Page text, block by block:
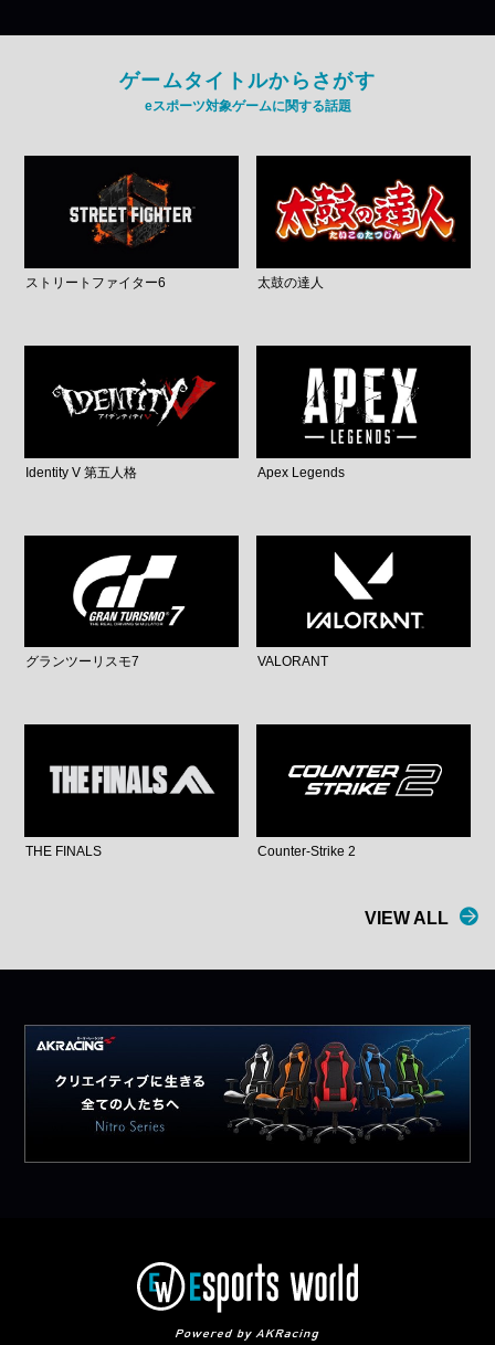
ゲームタイトルからさがす
eスポーツ対象ゲームに関する話題
ストリートファイター6 太鼓の達人
Identity V 第五人格 Apex Legends
グランツーリスモ7 VALORANT
THE FINALS Counter-Strike 2
VIEW ALL